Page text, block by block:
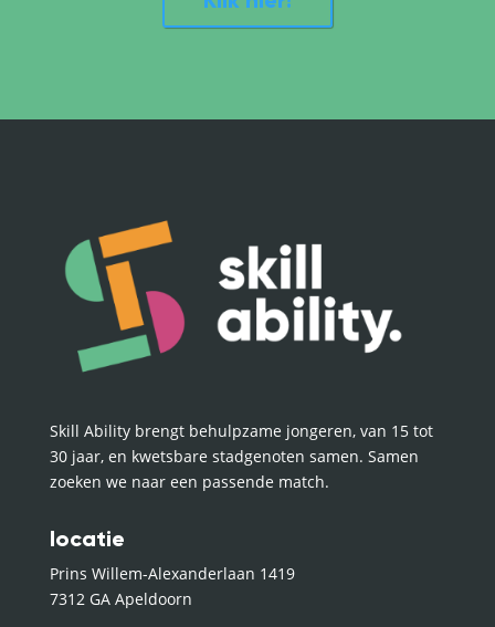
Skill Ability brengt behulpzame jongeren, van 15 tot
30 jaar, en kwetsbare stadgenoten samen. Samen
zoeken we naar een passende match.
locatie
Prins Willem-Alexanderlaan 1419
7312 GA Apeldoorn